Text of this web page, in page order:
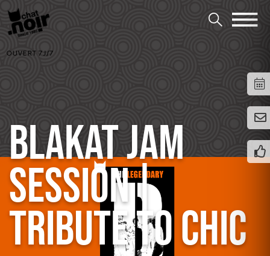
OUVERT 7J/7
BLAKAT JAM
SESSION |
TRIBUTE TO CHIC